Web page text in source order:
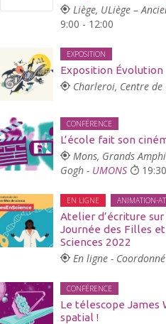
Liège, ULiège –
9:00 - 12:00
EXPOSITION
Exposition Évolution
Charleroi, Centre de
CONFÉRENCE
L’école fait son
Mons, Grands
Gogh - UMONS
EN LIGNE ANIMATION-
Atelier d’écriture
Journée des Filles
Sciences 2022
En ligne -
CONFÉRENCE
Le télescope James
spatial !